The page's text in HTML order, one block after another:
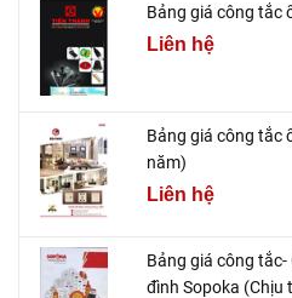
Bảng giá công tắc
Liên hệ
Bảng giá công tắc
năm)
Liên hệ
Bảng giá công tắc-
đình Sopoka (Chịu